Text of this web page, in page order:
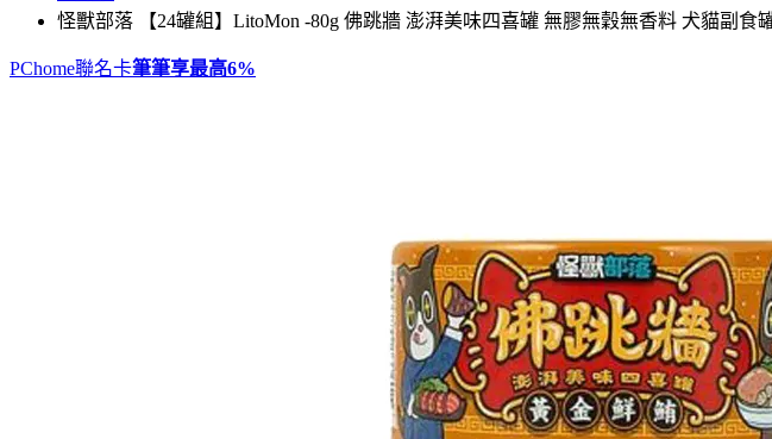
怪獸部落 【24罐組】LitoMon -80g 佛跳牆 澎湃美味四喜罐 無膠無穀無香料 犬貓副食
PChome聯名卡筆筆享最高6%